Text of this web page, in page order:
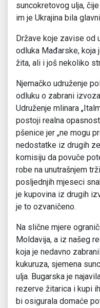
suncokretovog ulja,
im je Ukrajina bila
Države koje zavise od
odluka Mađarske,
žita, ali i još nekoliko
Njemačko udruženje
odluku o zabrani
Udruženje mlinara
postoji realna
pšenice jer „ne mogu
nedostatke iz drugih
komisiju da povuče
robe na unutrašnjem
posljednjih mjeseci
je kupovina iz drugih
je to ozvaničeno.
Na slične mjere
Moldavija, a iz našeg
koja je nedavno
kukuruza, sjemena
ulja. Bugarska je
rezerve žitarica i kupi
bi osigurala domaće